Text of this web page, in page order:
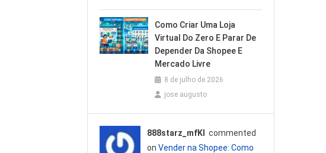
Como Criar Uma Loja
Virtual Do Zero E Parar De
Depender Da Shopee E
Mercado Livre
8 de julho de 2026
jose augusto
888starz_mfKl
commented
on Vender na Shopee: Como